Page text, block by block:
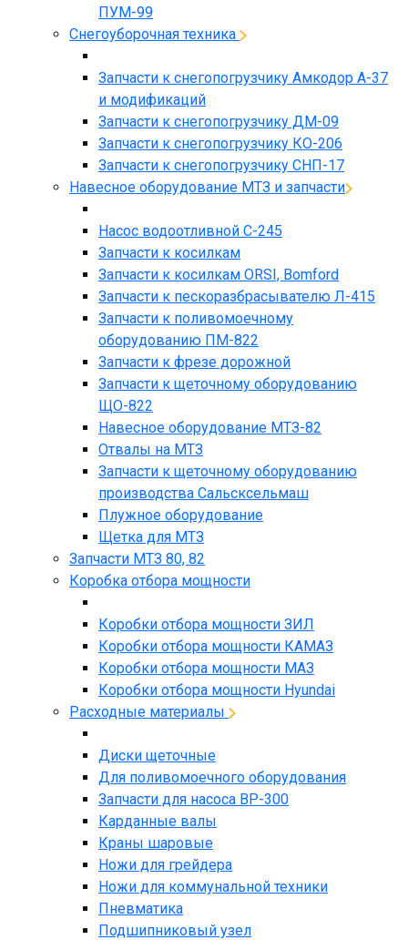
ПУМ-99
Снегоуборочная техника
Запчасти к снегопогрузчику Амкодор А-37
и модификаций
Запчасти к снегопогрузчику ДМ-09
Запчасти к снегопогрузчику КО-206
Запчасти к снегопогрузчику СНП-17
Навесное оборудование МТЗ и запчасти
Насос водоотливной С-245
Запчасти к косилкам
Запчасти к косилкам ORSI, Bomford
Запчасти к пескоразбрасывателю Л-415
Запчасти к поливомоечному
оборудованию ПМ-822
Запчасти к фрезе дорожной
Запчасти к щеточному оборудованию
ЩО-822
Навесное оборудование МТЗ-82
Отвалы на МТЗ
Запчасти к щеточному оборудованию
производства Сальсксельмаш
Плужное оборудование
Щетка для МТЗ
Запчасти МТЗ 80, 82
Коробка отбора мощности
Коробки отбора мощности ЗИЛ
Коробки отбора мощности КАМАЗ
Коробки отбора мощности МАЗ
Коробки отбора мощности Hyundai
Расходные материалы
Диски щеточные
Для поливомоечного оборудования
Запчасти для насоса BP-300
Карданные валы
Краны шаровые
Ножи для грейдера
Ножи для коммунальной техники
Пневматика
Подшипниковый узел